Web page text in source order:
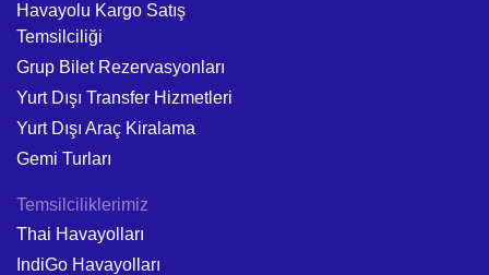
Havayolu Kargo Satış
Temsilciliği
Grup Bilet Rezervasyonları
Yurt Dışı Transfer Hizmetleri
Yurt Dışı Araç Kiralama
Gemi Turları
Temsilciliklerimiz
Thai Havayolları
IndiGo Havayolları